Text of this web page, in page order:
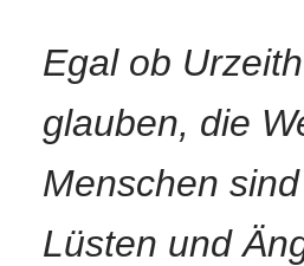
Egal ob
glauben, die
Menschen
Lüsten und